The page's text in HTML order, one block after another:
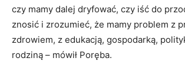
czy mamy dalej dryfować, czy iść do
znosić i zrozumieć, że mamy problem z
zdrowiem, z edukacją, gospodarką,
rodziną – mówił Poręba.